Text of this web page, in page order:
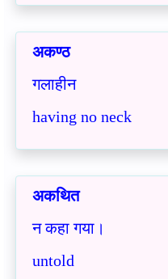
अकण्ठ
गलाहीन
having no neck
अकथित
न कहा गया।
untold